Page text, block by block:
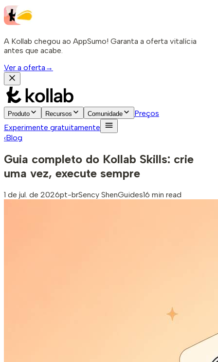
A Kollab chegou ao AppSumo! Garanta a oferta vitalícia
antes que acabe.
Ver a oferta →
Produto Recursos Comunidade
Preços
Experimente gratuitamente
‹Blog
Guia completo do Kollab Skills: crie
uma vez, execute sempre
1 de jul. de 2026pt-brSency ShenGuides16 min read